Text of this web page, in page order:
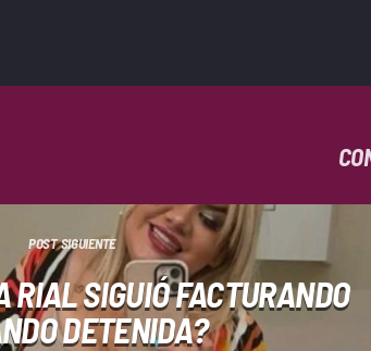
POST SIGUIENTE
RIAL SIGUIÓ FACTURANDO
DETENIDA?